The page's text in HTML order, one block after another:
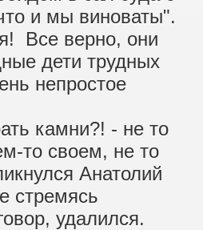
и мы виноваты".
Все верно, они
дети трудных
непростое
камни?! - не то
то своем, не то
Анатолий
стремясь
удалился.